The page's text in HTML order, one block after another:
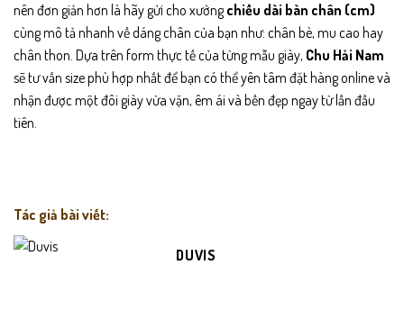
nên đơn giản hơn là hãy gửi cho xưởngchiều dài bàn chân (cm)
cùng mô tả nhanh về dáng chân của bạn như: chân bè, mu cao hay
chân thon. Dựa trên form thực tế của từng mẫu giày, Chu Hải Nam
sẽ tư vấn size phù hợp nhất để bạn có thể yên tâm đặt hàng online và
nhận được một đôi giày vừa vặn, êm ái và bền đẹp ngay từ lần đầu
tiên.
Tác giả bài viết:
DUVIS